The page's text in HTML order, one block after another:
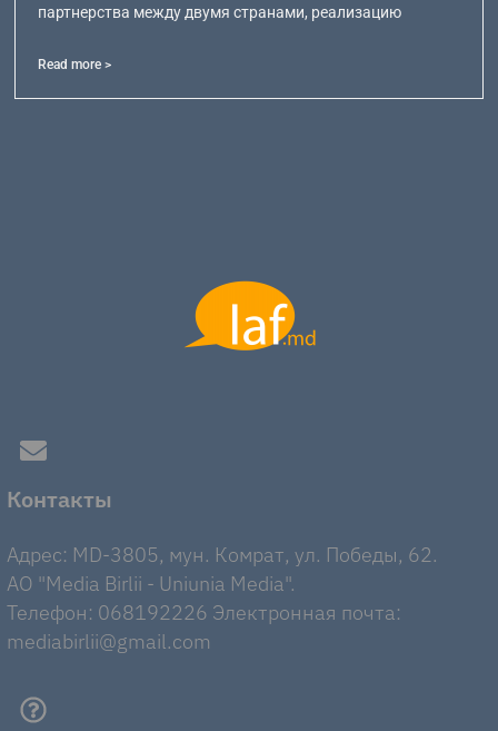
партнерства между двумя странами, реализацию
Read more >
Контакты
Адрес: MD-3805, мун. Комрат, ул. Победы, 62.
AO "Media Birlii - Uniunia Media".
Телефон: 068192226 Электронная почта:
mediabirlii@gmail.com